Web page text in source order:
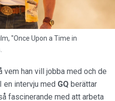
"Once Upon a Time in
vem han vill jobba med och de
en intervju med GQ berättar
fascinerande med att arbeta